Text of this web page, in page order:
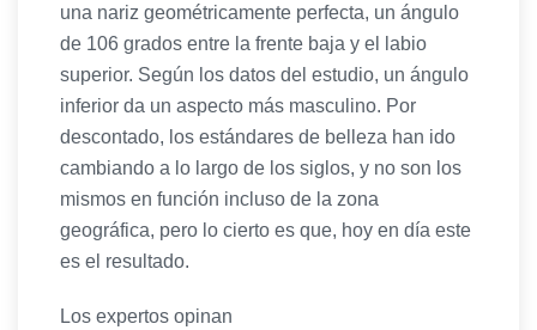
una nariz geométricamente perfecta, un ángulo
de 106 grados entre la frente baja y el labio
superior. Según los datos del estudio, un ángulo
inferior da un aspecto más masculino. Por
descontado, los estándares de belleza han ido
cambiando a lo largo de los siglos, y no son los
mismos en función incluso de la zona
geográfica, pero lo cierto es que, hoy en día este
es el resultado.
Los expertos opinan